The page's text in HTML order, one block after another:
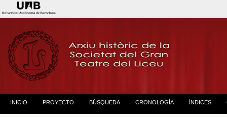
INICIO PROYECTO BÚSQUEDA CRONOLOGÍA ÍNDICES